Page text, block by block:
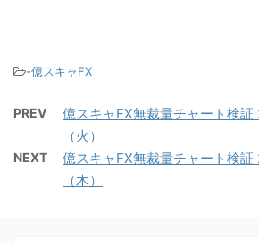
-億スキャFX
PREV
億スキャFX無裁量チャート検証
（火）
NEXT
億スキャFX無裁量チャート検証
（木）